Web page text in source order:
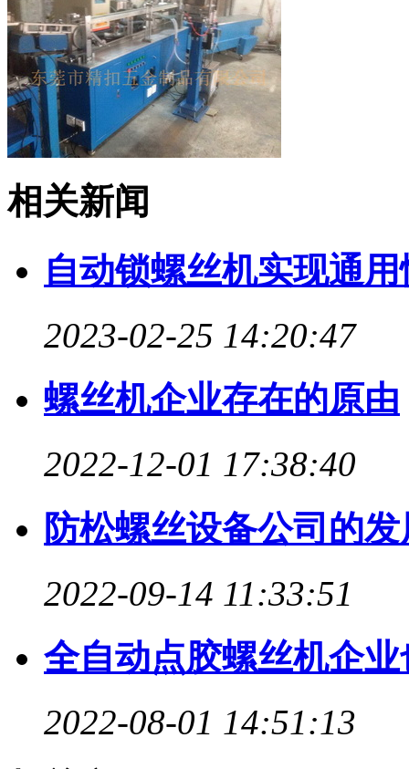
相关新闻
自动锁螺丝机实现通用
2023-02-25 14:20:47
螺丝机企业存在的原由
2022-12-01 17:38:40
防松螺丝设备公司的
2022-09-14 11:33:51
全自动点胶螺丝机企
2022-08-01 14:51:13